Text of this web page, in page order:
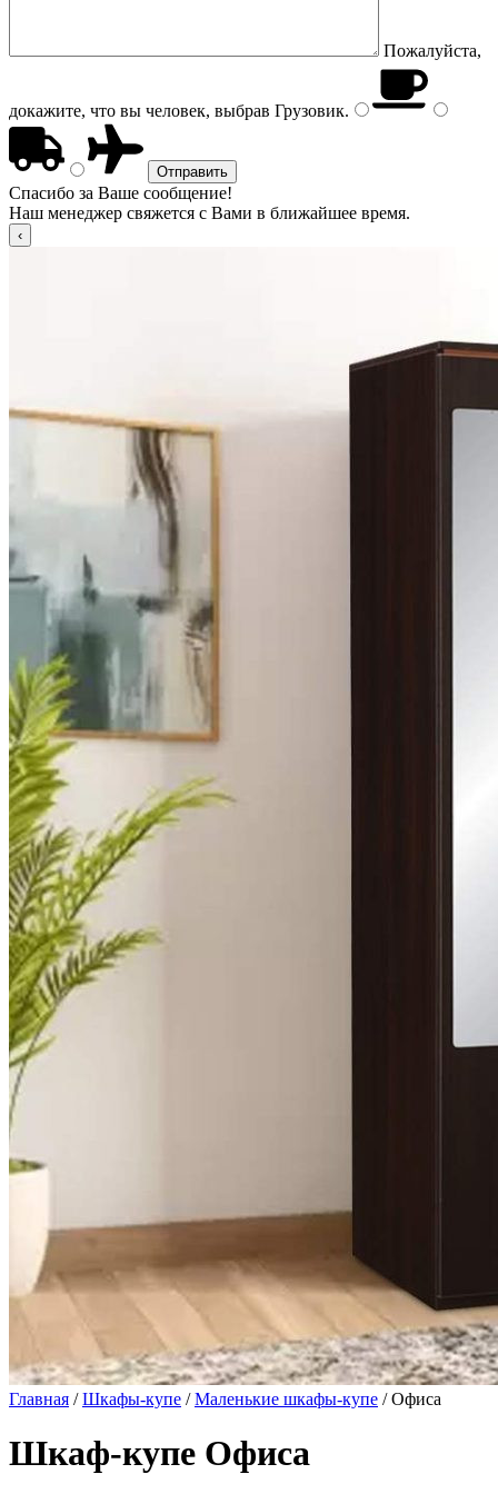
Пожалуйста,
докажите, что вы человек, выбрав Грузовик.
Спасибо за Ваше сообщение!
Наш менеджер свяжется с Вами в ближайшее время.
Главная /Шкафы-купе /Маленькие шкафы-купе / Офиса
Шкаф-купе Офиса